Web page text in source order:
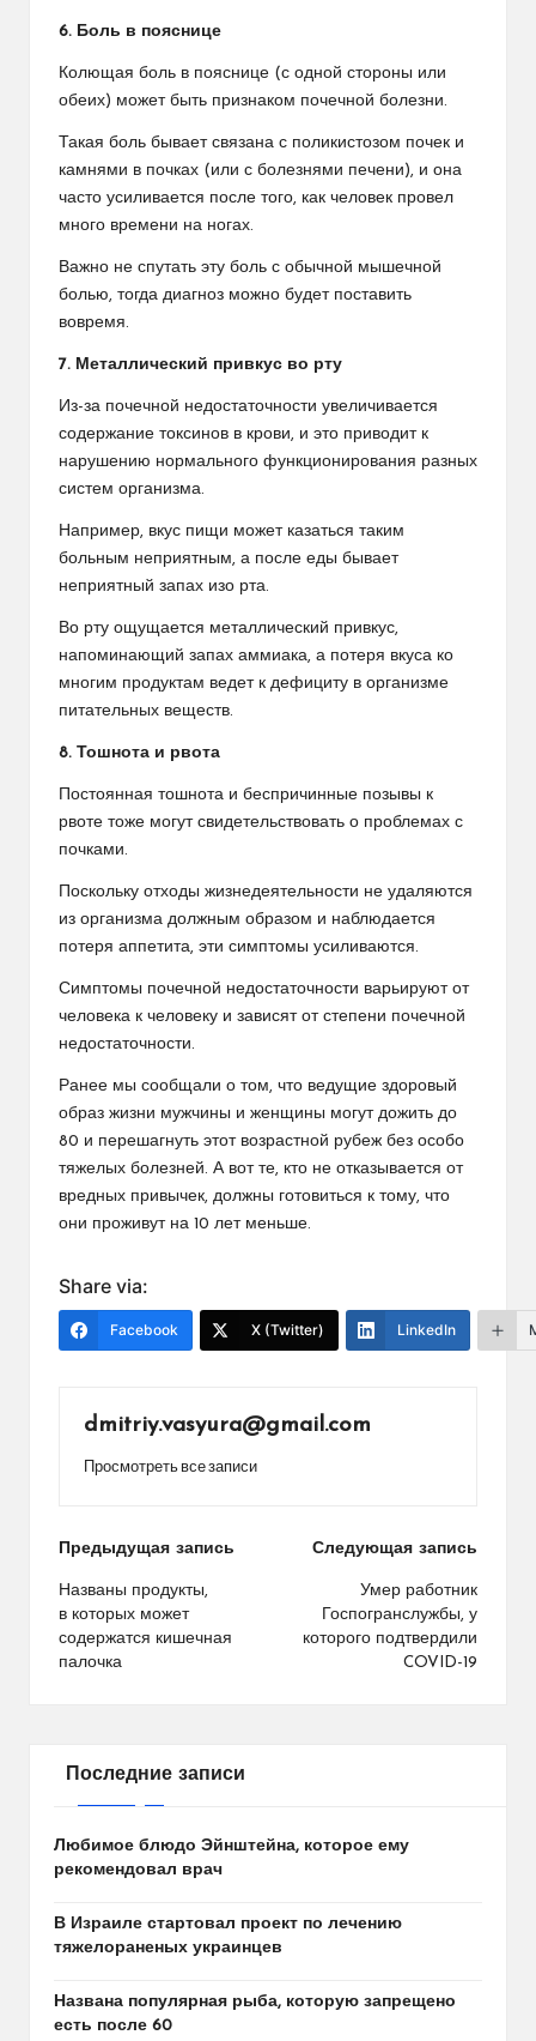
6. Боль в пояснице
Колющая боль в пояснице (с одной стороны или
обеих) может быть признаком почечной болезни.
Такая боль бывает связана с поликистозом почек и
камнями в почках (или с болезнями печени), и она
часто усиливается после того, как человек провел
много времени на ногах.
Важно не спутать эту боль с обычной мышечной
болью, тогда диагноз можно будет поставить
вовремя.
7. Металлический привкус во рту
Из-за почечной недостаточности увеличивается
содержание токсинов в крови, и это приводит к
нарушению нормального функционирования разных
систем организма.
Например, вкус пищи может казаться таким
больным неприятным, а после еды бывает
неприятный запах изо рта.
Во рту ощущается металлический привкус,
напоминающий запах аммиака, а потеря вкуса ко
многим продуктам ведет к дефициту в организме
питательных веществ.
8. Тошнота и рвота
Постоянная тошнота и беспричинные позывы к
рвоте тоже могут свидетельствовать о проблемах с
почками.
Поскольку отходы жизнедеятельности не удаляются
из организма должным образом и наблюдается
потеря аппетита, эти симптомы усиливаются.
Симптомы почечной недостаточности варьируют от
человека к человеку и зависят от степени почечной
недостаточности.
Ранее мы сообщали о том, что ведущие здоровый
образ жизни мужчины и женщины могут дожить до
80 и перешагнуть этот возрастной рубеж без особо
тяжелых болезней. А вот те, кто не отказывается от
вредных привычек, должны готовиться к тому, что
они проживут на 10 лет меньше.
Share via:
Facebook X (Twitter) LinkedIn
dmitriy.vasyura@gmail.com
Просмотреть все записи
Навигация
по
записям
Предыдущая запись
Названы продукты,
в которых может
содержатся кишечная
палочка
Следующая запись
Умер работник
Госпогранслужбы, у
которого подтвердили
COVID-19
Последние записи
Любимое блюдо Эйнштейна, которое ему
рекомендовал врач
В Израиле стартовал проект по лечению
тяжелораненых украинцев
Названа популярная рыба, которую запрещено
есть после 60